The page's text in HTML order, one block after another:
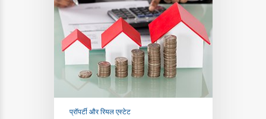
प्रॉपर्टी और रियल एस्टेट